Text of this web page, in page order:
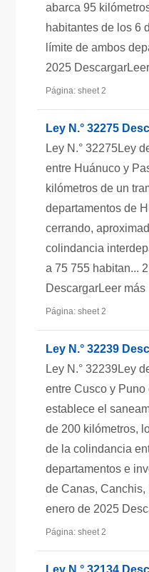
abarca 95
habitantes de los 6
límite de ambos
2025
Página: sheet 2
Ley N.° 32275
Ley N.° 32275Ley
entre Huánuco y
kilómetros de un
departamentos de
cerrando,
colindancia
a 75 755 habitan...
DescargarLeer más
Página: sheet 2
Ley N.° 32239
Ley N.° 32239Ley
entre Cusco y
establece el
de 200 kilómetros,
de la colindancia
departamentos e
de Canas, Canchis,
enero de 2025
Página: sheet 2
Ley N.° 32134